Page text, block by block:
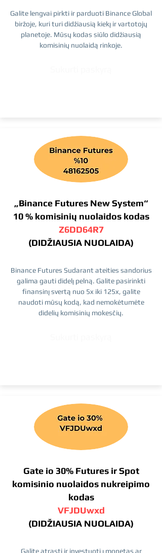
Galite lengvai pirkti ir parduoti Binance Global
biržoje, kuri turi didžiausią kiekį ir vartotojų
planetoje. Mūsų kodas siūlo didžiausią
komisinių nuolaidą rinkoje.
„Binance Futures New System“
10 % komisinių nuolaidos kodas
Z6DD64R7
(DIDŽIAUSIA NUOLAIDA)
Binance Futures Sudarant ateities sandorius
galima gauti didelį pelną. Galite pasirinkti
finansinį svertą nuo 5x iki 125x, galite
naudoti mūsų kodą, kad nemokėtumėte
didelių komisinių mokesčių.
Gate io 30% Futures ir Spot
komisinio nuolaidos nukreipimo
kodas
VFJDUwxd
(DIDŽIAUSIA NUOLAIDA)
Galite atrasti ir investuoti į monetas ar